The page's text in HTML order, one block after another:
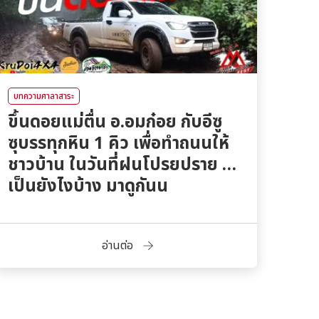
บทความศาลาสาระ
ขึ้นดอยแม่ตื่น อ.อมก๋อย กับอีซู
ซุบรรทุกหิน 1 คิว เพื่อทำถนนให้
ชาวบ้าน ในวันที่ฝนโปรยปราย …
เป็นยังไงบ้าง มาดูกันน
อ่านต่อ